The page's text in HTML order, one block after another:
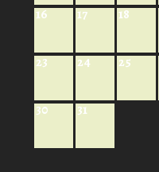
16 17 18
23 24 25
30 31